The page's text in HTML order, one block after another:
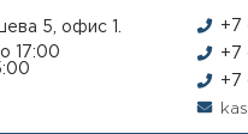
5, офис 1.
17:00
+7
+7
+7